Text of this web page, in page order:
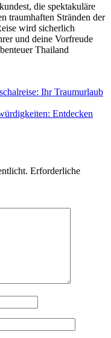
die spektakuläre
traumhaften Stränden der
wird sicherlich
und deine Vorfreude
Thailand
Ihr Traumurlaub
Entdecken
Erforderliche